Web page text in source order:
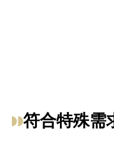
符合特殊需